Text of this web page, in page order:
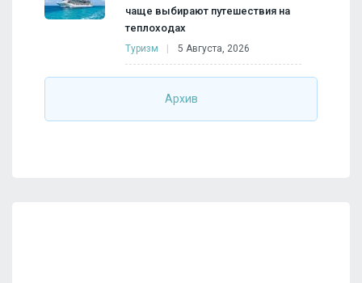
чаще выбирают путешествия на
теплоходах
Туризм 5 Августа, 2026
Архив